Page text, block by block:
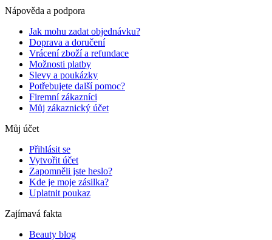
Nápověda a podpora
Jak mohu zadat objednávku?
Doprava a doručení
Vrácení zboží a refundace
Možnosti platby
Slevy a poukázky
Potřebujete další pomoc?
Firemní zákazníci
Můj zákaznický účet
Můj účet
Přihlásit se
Vytvořit účet
Zapomněli jste heslo?
Kde je moje zásilka?
Uplatnit poukaz
Zajímavá fakta
Beauty blog